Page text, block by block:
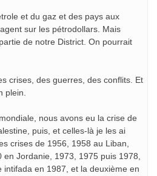
et du gaz et des pays aux
sur les pétrodollars. Mais
de notre District. On pourrait
crises, des guerres, des conflits. Et
plein.
nous avons eu la crise de
puis, et celles-là je les ai
crises de 1956, 1958 au Liban,
en Jordanie, 1973, 1975 puis 1978,
intifada en 1987, et la deuxième en